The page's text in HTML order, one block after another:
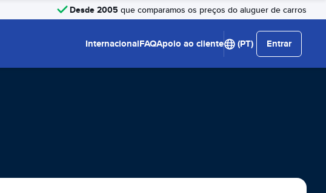
Desde 2005 que comparamos os preços do aluguer de carros
InternacionalFAQApoio ao cliente (PT) Entrar